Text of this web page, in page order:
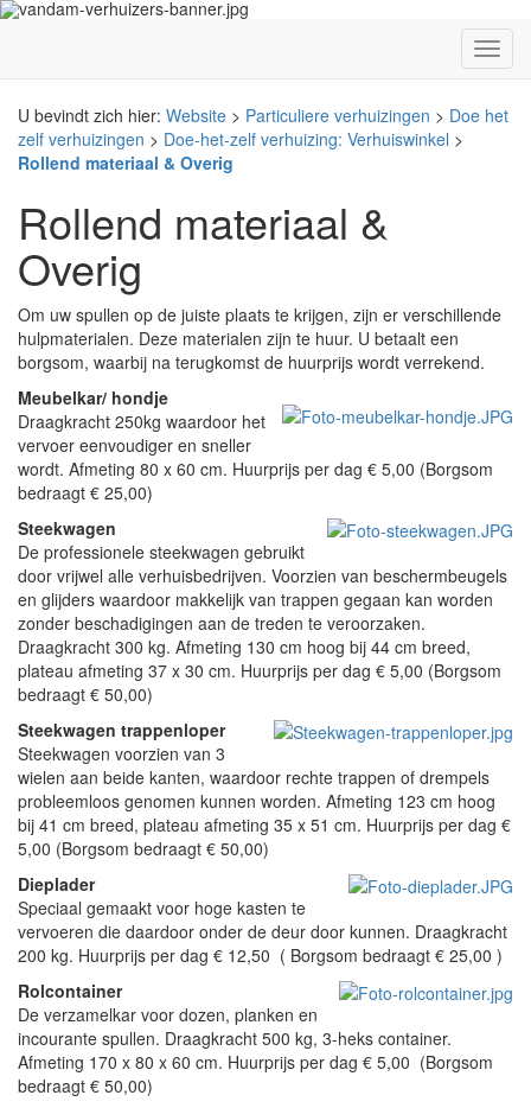
U bevindt zich hier: Website > Particuliere verhuizingen > Doe het
zelf verhuizingen > Doe-het-zelf verhuizing: Verhuiswinkel >
Rollend materiaal & Overig
Rollend materiaal &
Overig
Om uw spullen op de juiste plaats te krijgen, zijn er verschillende
hulpmaterialen. Deze materialen zijn te huur. U betaalt een
borgsom, waarbij na terugkomst de huurprijs wordt verrekend.
Meubelkar/ hondje
Draagkracht 250kg waardoor het
vervoer eenvoudiger en sneller
wordt. Afmeting 80 x 60 cm. Huurprijs per dag € 5,00 (Borgsom
bedraagt € 25,00)
Steekwagen
De professionele steekwagen gebruikt
door vrijwel alle verhuisbedrijven. Voorzien van beschermbeugels
en glijders waardoor makkelijk van trappen gegaan kan worden
zonder beschadigingen aan de treden te veroorzaken.
Draagkracht 300 kg. Afmeting 130 cm hoog bij 44 cm breed,
plateau afmeting 37 x 30 cm. Huurprijs per dag € 5,00 (Borgsom
bedraagt € 50,00)
Steekwagen trappenloper
Steekwagen voorzien van 3
wielen aan beide kanten, waardoor rechte trappen of drempels
probleemloos genomen kunnen worden. Afmeting 123 cm hoog
bij 41 cm breed, plateau afmeting 35 x 51 cm. Huurprijs per dag €
5,00 (Borgsom bedraagt € 50,00)
Dieplader
Speciaal gemaakt voor hoge kasten te
vervoeren die daardoor onder de deur door kunnen. Draagkracht
200 kg. Huurprijs per dag € 12,50 ( Borgsom bedraagt € 25,00 )
Rolcontainer
De verzamelkar voor dozen, planken en
incourante spullen. Draagkracht 500 kg, 3-heks container.
Afmeting 170 x 80 x 60 cm. Huurprijs per dag € 5,00 (Borgsom
bedraagt € 50,00)